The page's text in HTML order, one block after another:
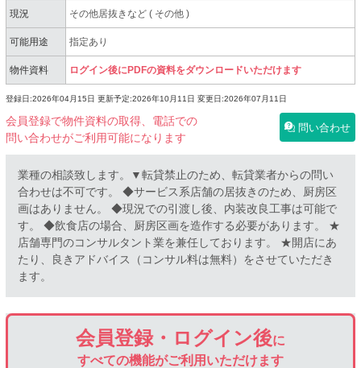
現況 その他居抜きなど( その他)
可能用途 指定あり
物件資料 ログイン後にPDFの資料をダウンロードいただけます
登録日:2026年04月15日 更新予定:2026年10月11日 変更日:2026年07月11日
会員登録で物件資料の取得、電話での
問い合わせがご利用可能になります
問い合わせ
業種の相談致します。▼転貸禁止のため、転貸業者からの問い
合わせは不可です。 ◆サービス系店舗の居抜きのため、厨房区
画はありません。 ◆現況での引渡し後、内装改良工事は可能で
す。 ◆飲食店の場合、厨房区画を造作する必要があります。 ★
店舗専門のコンサルタント業を兼任しております。 ★開店にあ
たり、良きアドバイス（コンサル料は無料）をさせていただき
ます。
会員登録・ログイン後に
すべての機能がご利用いただけます